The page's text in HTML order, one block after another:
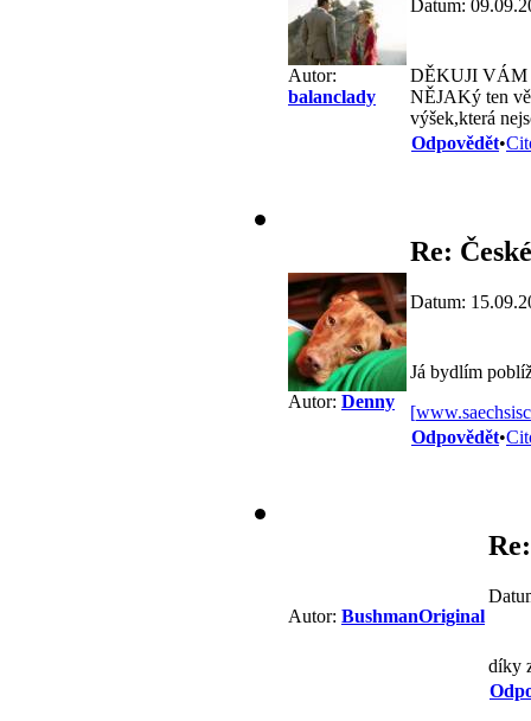
Autor:
balanclady
Datum:
DĚKUJI VÁM
NĚJAKý ten
výšek,která
Odpovědět•
Autor: Denny
Re:
Datum:
Já bydlím
[
Odpovědět•
Autor: BushmanOriginal
díky